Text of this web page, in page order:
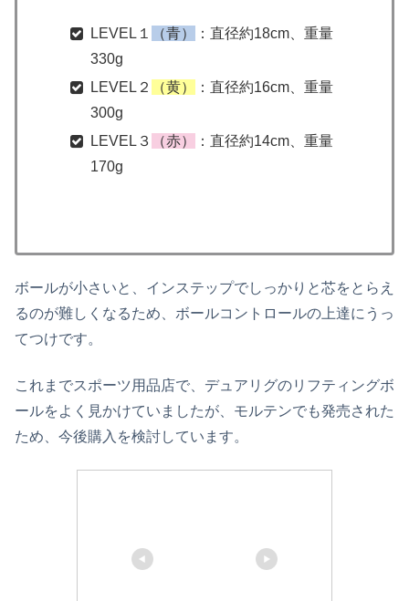
LEVEL１ （青）
：直径約18cm、重量
330g
LEVEL２
（黄）
：直径約16cm、重量
300g
LEVEL３
（赤）
：直径約14cm、重量
170g
ボールが小さいと、インステップでしっかりと芯をとらえ
るのが難しくなるため、ボールコントロールの上達にうっ
てつけです。
これまでスポーツ用品店で、デュアリグのリフティングボ
ールをよく見かけていましたが、モルテンでも発売された
ため、今後購入を検討しています。